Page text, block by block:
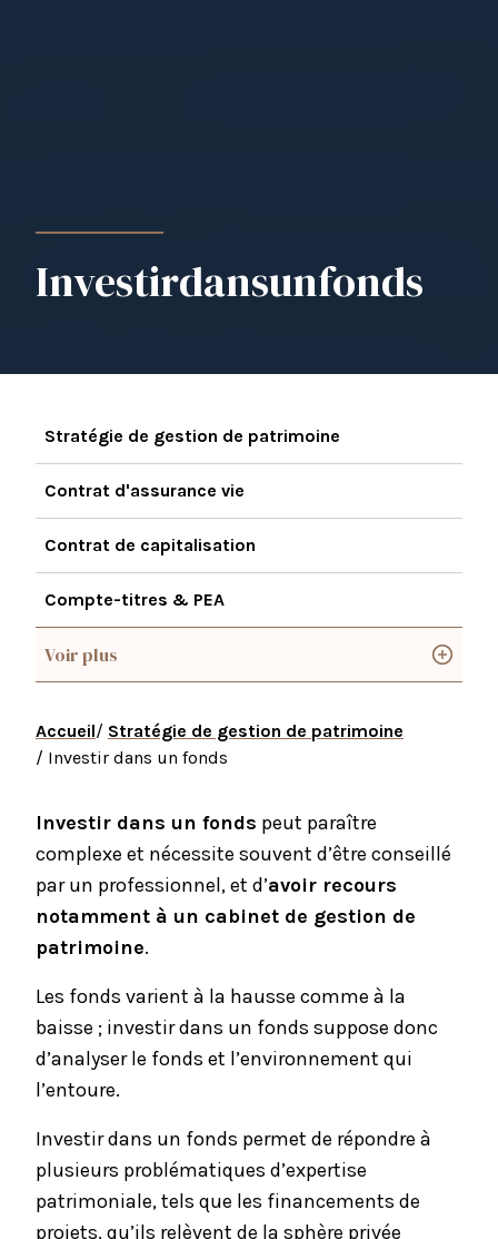
Investirdansunfonds
Stratégie de gestion de patrimoine
Contrat d'assurance vie
Contrat de capitalisation
Compte-titres & PEA
Voir plus
Accueil/ Stratégie de gestion de patrimoine
/ Investir dans un fonds
Investir dans un fonds peut paraître
complexe et nécessite souvent d’être conseillé
par un professionnel, et d’avoir recours
notamment à un cabinet de gestion de
patrimoine.
Les fonds varient à la hausse comme à la
baisse ; investir dans un fonds suppose donc
d’analyser le fonds et l’environnement qui
l’entoure.
Investir dans un fonds permet de répondre à
plusieurs problématiques d’expertise
patrimoniale, tels que les financements de
projets, qu’ils relèvent de la sphère privée